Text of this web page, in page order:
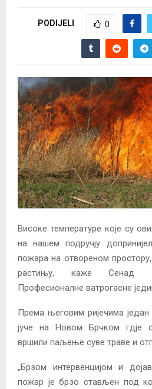
PODIJELI 0
Високе температуре које су
на нашем подручју
пожара на отвореном
растињу, каже Сенад
Професионалне ватрогасне
Према његовим ријечима
јуче на Новом Брчком гдје
вршили паљење суве траве и
„Брзом интервенцијом и
пожар је брзо стављен под